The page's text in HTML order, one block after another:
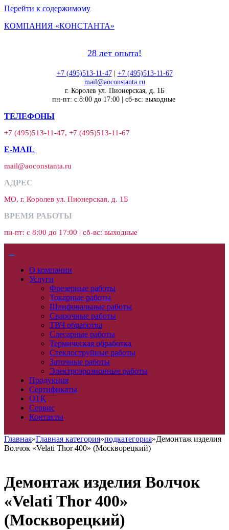
Перейти к содержимому
КОМПАНИЯ «КОНСТАНТА»
28 лет опыта!
+7 (495)513-11-47| +7 (495)513-11-67
mail@aoconstanta.ru
г. Королев ул. Пионерская, д. 1Б
пн-пт: с 8:00 до 17:00 | сб-вс: выходные
ТЕЛЕФОНЫ
+7 (495)513-11-47, +7 (495)513-11-67
E-MAIL
mail@aoconstanta.ru
АДРЕС
МО, г. Королев ул. Пионерская, д. 1Б
ВРЕМЯ РАБОТЫ
пн-пт: с 8:00 до 17:00 | сб-вс: выходные
О компании
Услуги
Фрезерные работы
Токарные работы
Шлифовальные работы
Сварочные работы
ТВЧ обработка
Слесарные работы
Термическая обработка
Стеклоструйные работы
Заточные работы
Электроэрозионные работы
Продукция
Сертификаты
ОТК
Сервис
Контакты
Главная»Главная категория»подкатегория»Демонтаж изделия
Волчок «Velati Thor 400» (Москворецкий)
Демонтаж изделия Волчок
«Velati Thor 400»
(Москворецкий)